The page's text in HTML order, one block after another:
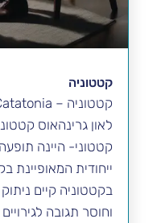
קטטוניה
לאון גרינהאוס
קטטוני- היינה
ייחודית המאופיינת
בקטטוניה קיים
וחוסר תגובה